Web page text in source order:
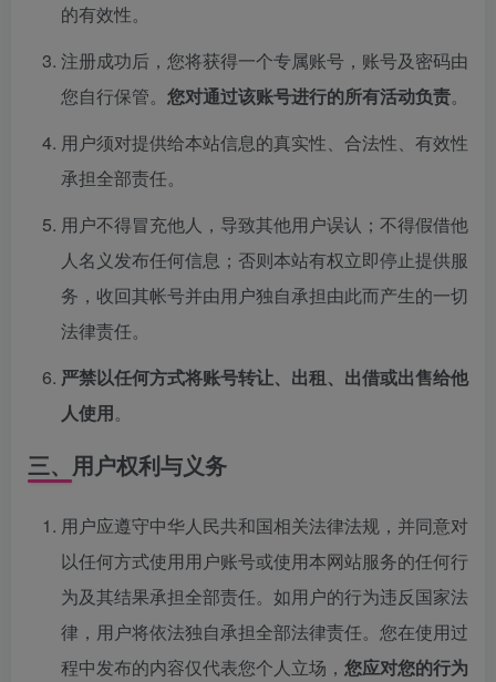
的有效性。
注册成功后，您将获得一个专属账号，账号及密码由
您自行保管。 您对通过该账号进行的所有活动负责。
用户须对提供给本站信息的真实性、合法性、有效性
承担全部责任。
用户不得冒充他人，导致其他用户误认；不得假借他
人名义发布任何信息；否则本站有权立即停止提供服
务，收回其帐号并由用户独自承担由此而产生的一切
法律责任。
严禁以任何方式将账号转让、出租、出借或出售给他
人使用。
三、用户权利与义务
用户应遵守中华人民共和国相关法律法规，并同意对
以任何方式使用用户账号或使用本网站服务的任何行
为及其结果承担全部责任。如用户的行为违反国家法
律，用户将依法独自承担全部法律责任。您在使用过
程中发布的内容仅代表您个人立场， 您应对您的行为